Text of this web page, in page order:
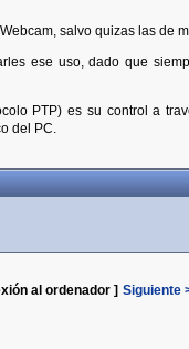
salvo quizas las de
ese uso, dado que
PTP) es su control a
del PC.
al ordenador ] Siguiente